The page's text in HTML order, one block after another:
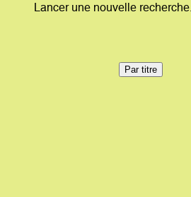
Lancer une nouvelle